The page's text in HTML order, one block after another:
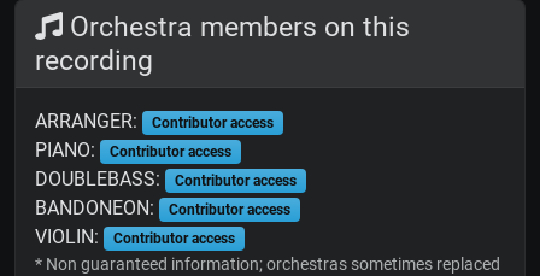
Orchestra members on this
recording
ARRANGER: Contributor access
PIANO: Contributor access
DOUBLEBASS: Contributor access
BANDONEON: Contributor access
VIOLIN: Contributor access
* Non guaranteed information; orchestras sometimes replaced